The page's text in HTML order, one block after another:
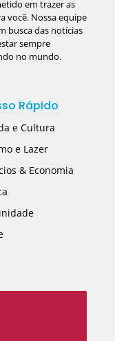
em trazer as
você. Nossa equipe
busca das notícias
sempre
no mundo.
Rápido
e Cultura
e Lazer
& Economia